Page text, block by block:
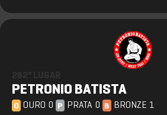
PETRONIO BATISTA
O OURO 0 P PRATA 0 B BRONZE 1